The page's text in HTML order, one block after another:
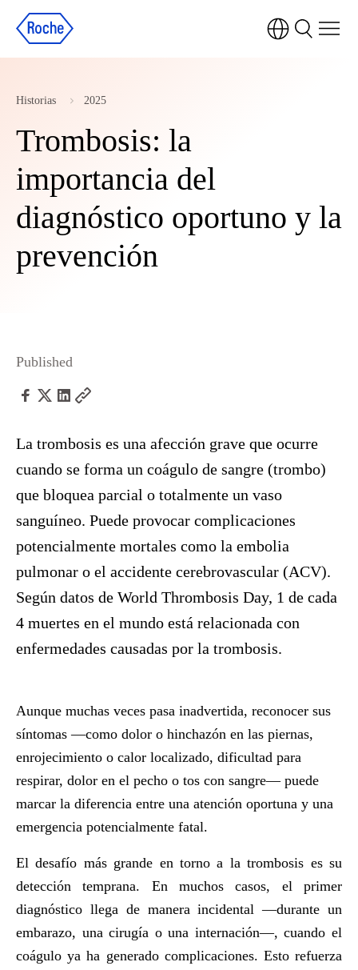
Historias 2025
Trombosis: la
importancia del
diagnóstico oportuno y la
prevención
Published
La trombosis es una afección grave que ocurre
cuando se forma un coágulo de sangre (trombo)
que bloquea parcial o totalmente un vaso
sanguíneo. Puede provocar complicaciones
potencialmente mortales como la embolia
pulmonar o el accidente cerebrovascular (ACV).
Según datos de World Thrombosis Day, 1 de cada
4 muertes en el mundo está relacionada con
enfermedades causadas por la trombosis.
Aunque muchas veces pasa inadvertida, reconocer sus
síntomas —como dolor o hinchazón en las piernas,
enrojecimiento o calor localizado, dificultad para
respirar, dolor en el pecho o tos con sangre— puede
marcar la diferencia entre una atención oportuna y una
emergencia potencialmente fatal.
El desafío más grande en torno a la trombosis es su
detección temprana. En muchos casos, el primer
diagnóstico llega de manera incidental —durante un
embarazo, una cirugía o una internación—, cuando el
coágulo ya ha generado complicaciones. Esto refuerza